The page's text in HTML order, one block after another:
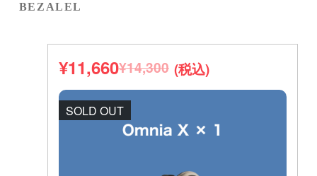
BEZALEL
¥14,300
¥11,660 (税込)
SOLD OUT